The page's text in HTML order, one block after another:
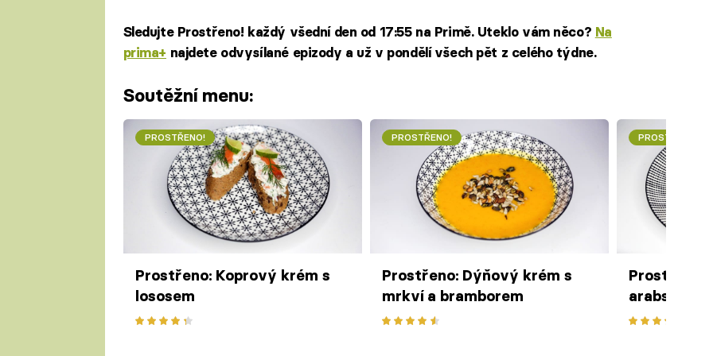
Sledujte Prostřeno! každý všední den od 17:55 na Primě. Uteklo vám něco? Na
prima+ najdete odvysílané epizody a už v pondělí všech pět z celého týdne.
Soutěžní menu:
PROSTŘENO!
Prostřeno: Koprový krém s
lososem
PROSTŘENO!
Prostřeno: Dýňový krém s
mrkví a bramborem
PROSTŘENO!
Prostřeno:
arabským